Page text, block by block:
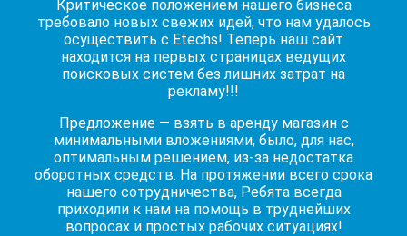
Критическое положением нашего бизнеса
требовало новых свежих идей, что нам удалось
осуществить с Etechs! Теперь наш сайт
находится на первых страницах ведущих
поисковых систем без лишних затрат на
рекламу!!!
Предложение — взять в аренду магазин с
минимальными вложениями, было, для нас,
оптимальным решением, из-за недостатка
оборотных средств. На протяжении всего срока
нашего сотрудничества, Ребята всегда
приходили к нам на помощь в труднейших
вопросах и простых рабочих ситуациях!